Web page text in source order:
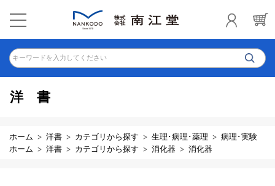
キーワードを入力してください
洋書
ホーム 洋書 カテゴリから探す 生理･病理･薬理
病理･実験
ホーム
洋書 カテゴリから探す 消化器 消化器